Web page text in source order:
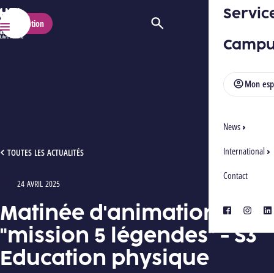
HELMo
Menu
Mon
News
International
Contact
facebook
Inscription Ouvrir/Fermer la recherche
TOUTES LES ACTUALITÉS
MATINÉE D'ANIMATIONS : "MISSION 5 LÉGENDES" - S3 EDUCATION PHYSIQUE
Matinée d'animations :
"mission 5 légendes" - S3
Education physique
Type : Articles
24 AVRIL 2025